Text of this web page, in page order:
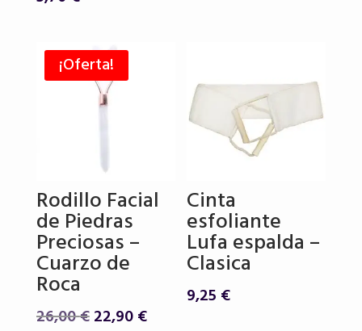
¡Oferta!
Rodillo Facial
de Piedras
Preciosas –
Cuarzo de
Roca
26,00€El
22,90€El
Cinta
esfoliante
Lufa espalda –
Clasica
9,25 €